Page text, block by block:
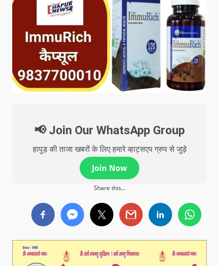
📢 Join Our WhatsApp Group
हापुड़ की ताजा खबरों के लिए हमारे व्हाट्सएप ग्रुप से जुड़े
Join Now
Share this...